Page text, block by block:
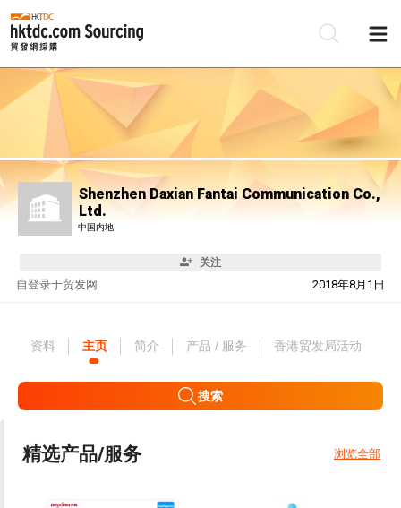
Shenzhen Daxian Fantai Communication Co.,
Ltd.
中国内地
关注
自 2018年8月1日
登录于贸发网
资料 主页 简介 产品 / 服务 香港贸发局活动
搜索
精选产品/服务 浏览全部